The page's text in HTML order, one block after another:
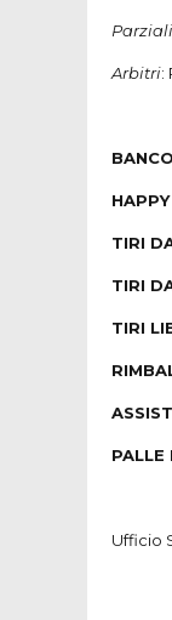
Parziali
Arbitri:
TIRI
TIRI
TIRI
ASSIST
PALLE
Ufficio